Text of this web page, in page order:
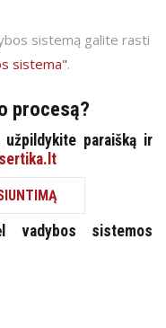
sistemą galite rasti
sistema".
procesą?
užpildykite paraišką ir
vadybos sistemos